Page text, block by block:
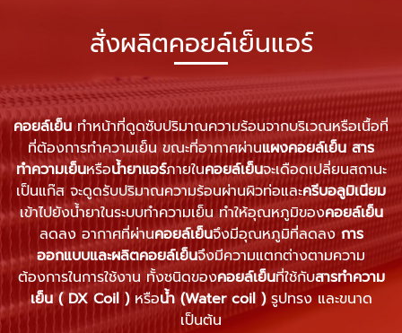
สั่งผลิตคอยล์เย็นแอร์
คอยล์เย็นทำหน้าที่ดูดซับปริมาณความร้อนจากบริเวณหรือเนื้อที่
ที่ต้องการทำความเย็น ขณะที่อากาศผ่านแผงคอยล์เย็น สาร
ทำความเย็นหรือน้ำยาแอร์ภายในคอยล์เย็นจะเดือดเปลี่ยนสถานะ
เป็นแก๊ส จะดูดรับปริมาณความร้อนผ่านผิวท่อและครีบอลูมิเนียม
เข้าไปยังน้ำยาในระบบทำความเย็น ทำให้อุณหภูมิของคอยล์เย็น
ลดลง อากาศที่ผ่านคอยล์เย็นจึงมีอุณหภูมิที่ลดลงการ
ออกแบบและผลิตคอยล์เย็นจึงมีความแตกต่างตามความ
ต้องการในการใช้งาน ทั้งชนิดของคอยล์เย็นที่ใช้กับสารทำความ
เย็น ( DX Coil )หรือน้ำ (Water coil )รูปทรง และขนาด
เป็นต้น